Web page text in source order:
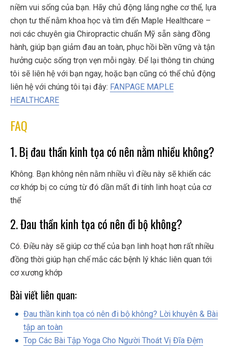
niềm vui sống của bạn. Hãy chủ động lắng nghe cơ thể, lựa
chọn tư thế nằm khoa học và tìm đến Maple Healthcare –
nơi các chuyên gia Chiropractic chuẩn Mỹ sẵn sàng đồng
hành, giúp bạn giảm đau an toàn, phục hồi bền vững và tận
hưởng cuộc sống trọn vẹn mỗi ngày. Để lại thông tin chúng
tôi sẽ liên hệ với bạn ngay, hoặc bạn cũng có thể chủ động
liên hệ với chúng tôi tại đây: FANPAGE MAPLE
HEALTHCARE
FAQ
1. Bị đau thần kinh tọa có nên nằm nhiều không?
Không. Bạn không nên nằm nhiều vì điều này sẽ khiến các
cơ khớp bị co cứng từ đó dần mất đi tính linh hoạt của cơ
thể
2. Đau thần kinh tọa có nên đi bộ không?
Có. Điều này sẽ giúp cơ thể của bạn linh hoạt hơn rất nhiều
đồng thời giúp hạn chế mắc các bệnh lý khác liên quan tới
cơ xương khớp
Bài viết liên quan:
Đau thần kinh tọa có nên đi bộ không? Lời khuyên & Bài
tập an toàn
Top Các Bài Tập Yoga Cho Người Thoát Vị Đĩa Đệm